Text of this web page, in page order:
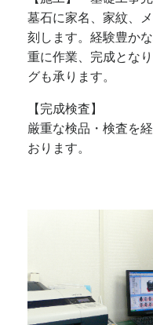
墓石に家名、家紋、
刻します。経験豊か
重に作業、完成とな
グも承ります。
【完成検査】
厳重な検品・検査を
おります。